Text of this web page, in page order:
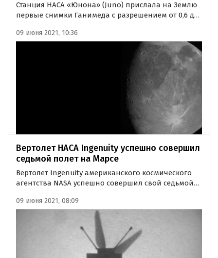
Станция НАСА «Юнона» (Juno) прислала на Землю
первые снимки Ганимеда с разрешением от 0,6 до
038 км от поверхности. Фото сделаны во время
09 июня 2021, 10:36
Вертолет НАСА Ingenuity успешно совершил
седьмой полет на Марсе
Вертолет Ingenuity американского космического
агентства NASA успешно совершил свой седьмой
очередную фотографию. Об этом сообщила в
Twitter Лаборатория реактивного движения NASA.
09 июня 2021, 08:09